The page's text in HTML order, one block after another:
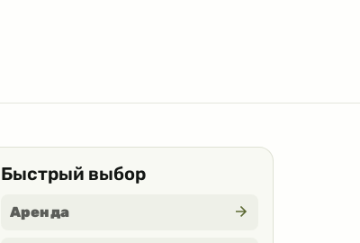
Быстрый выбор
Аренда